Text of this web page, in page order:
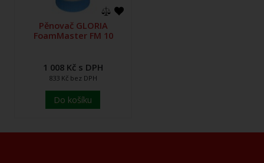
Pěnovač GLORIA
FoamMaster FM 10
1 008 Kč s DPH
833 Kč bez DPH
Do košíku